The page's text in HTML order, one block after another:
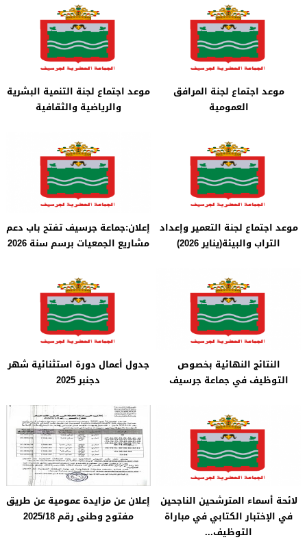
موعد اجتماع لجنة المرافق
العمومية
موعد اجتماع لجنة التنمية البشرية
والرياضية والثقافية
موعد اجتماع لجنة التعمير وإعداد
التراب والبيئة(يناير 2026)
إعلان:جماعة جرسيف تفتح باب دعم
مشاريع الجمعيات برسم سنة 2026
النتائج النهائية بخصوص
التوظيف في جماعة جرسيف
جدول أعمال دورة استثنائية شهر
دجنبر 2025
لائحة أسماء المترشحين الناجحين
في الإختبار الكتابي في مباراة
التوظيف...
إعلان عن مزايدة عمومية عن طريق
مفتوح وطنى رقم 2025/18